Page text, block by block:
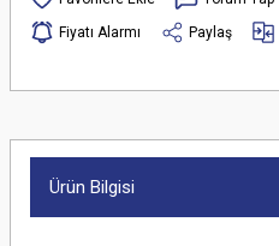
Fiyatı Alarmı
Paylaş
Ürün Bilgisi